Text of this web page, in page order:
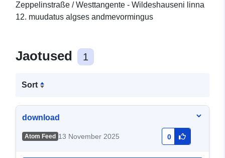
Zeppelinstraße / Westtangente - Wildeshauseni linna
12. muudatus algses andmevormingus
Jaotused 1
Sort
download
Atom Feed 13 November 2025 0